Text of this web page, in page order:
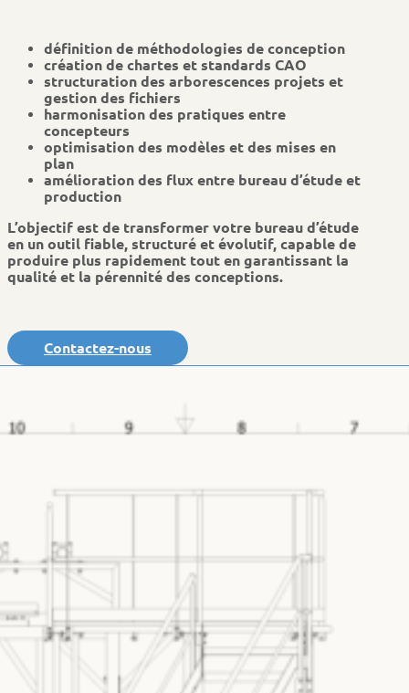
définition de méthodologies de conception
création de chartes et standards CAO
structuration des arborescences projets et
gestion des fichiers
harmonisation des pratiques entre
concepteurs
optimisation des modèles et des mises en
plan
amélioration des flux entre bureau d’étude et
production
L’objectif est de transformer votre bureau d’étude
en un outil fiable, structuré et évolutif, capable de
produire plus rapidement tout en garantissant la
qualité et la pérennité des conceptions.
Contactez-nous